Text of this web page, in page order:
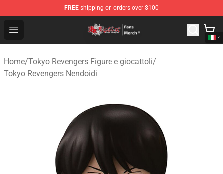
FREE shipping on orders over $100
Open menu
Tokyo Revengers Store - Official Tokyo Revengers
Home/Tokyo Revengers Figure e giocattoli/
Tokyo Revengers Nendoidi